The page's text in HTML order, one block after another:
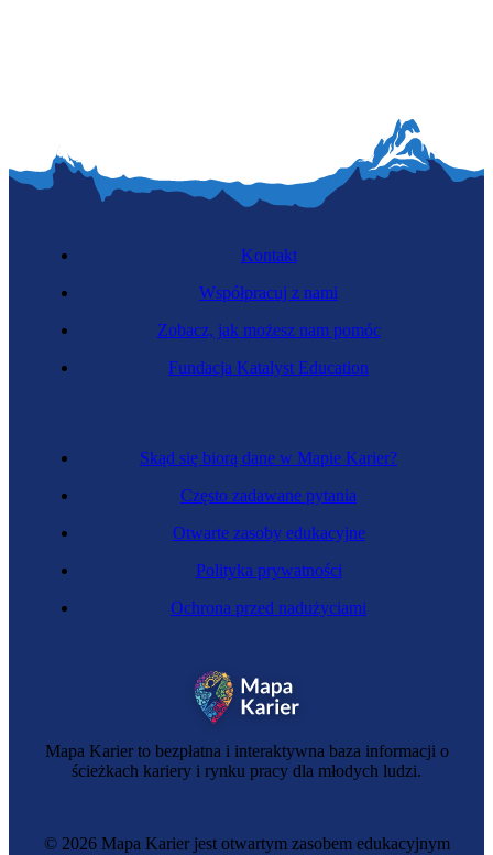
Kosztorysantka budowlana
Inspektorka nadzoru budowlanego
Mapa Karier to bezpłatna i interaktywna baza informacji o
ścieżkach kariery i rynku pracy dla młodych ludzi.
Skąd się biorą dane w Mapie Karier?
Często zadawane pytania
Otwarte zasoby edukacyjne
Polityka prywatności
Ochrona przed nadużyciami
Kontakt
Współpracuj z nami
Zobacz, jak możesz nam pomóc
Fundacja Katalyst Education
© 2026 Mapa Karier jest otwartym zasobem edukacyjnym